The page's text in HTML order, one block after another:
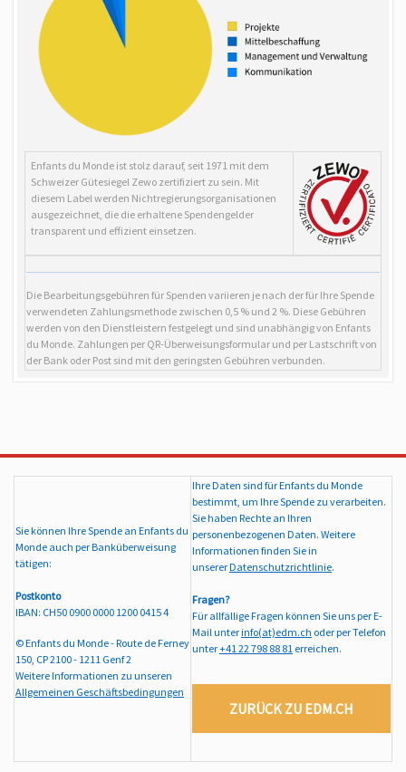
Enfants du Monde ist stolz darauf, seit 1971 mit dem
Schweizer Gütesiegel Zewo zertifiziert zu sein. Mit
diesem Label werden Nichtregierungsorganisationen
ausgezeichnet, die die erhaltene Spendengelder
transparent und effizient einsetzen.
Die Bearbeitungsgebühren für Spenden variieren je nach der für Ihre Spende
verwendeten Zahlungsmethode zwischen 0,5 % und 2 %. Diese Gebühren
werden von den Dienstleistern festgelegt und sind unabhängig von Enfants
du Monde. Zahlungen per QR-Überweisungsformular und per Lastschrift von
der Bank oder Post sind mit den geringsten Gebühren verbunden.
Sie können Ihre Spende an Enfants du
Monde auch per Banküberweisung
tätigen:
Postkonto
IBAN: CH50 0900 0000 1200 0415 4
© Enfants du Monde - Route de Ferney
150, CP 2100 - 1211 Genf 2
Weitere Informationen zu unseren
Allgemeinen Geschäftsbedingungen
Ihre Daten sind für Enfants du Monde
bestimmt, um Ihre Spende zu verarbeiten.
Sie haben Rechte an Ihren
personenbezogenen Daten. Weitere
Informationen finden Sie in
unsererDatenschutzrichtlinie.
Fragen?
Für allfällige Fragen können Sie uns per E-
Mail unterinfo(at)edm.ch oder per Telefon
unter+41 22 798 88 81 erreichen.
ZURÜCK ZU EDM.CH